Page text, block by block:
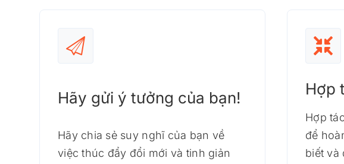
Hãy gửi ý tưởng của bạn!
Hãy chia sẻ suy nghĩ của bạn về
việc thúc đẩy đổi mới và tinh giản
Hợp
Hợp
để
biết và